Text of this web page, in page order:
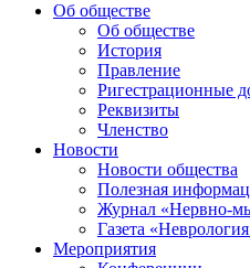
Об обществе
Об обществе
История
Правление
Ригестрационные
Реквизиты
Членство
Новости
Новости общества
Полезная
Журнал «Нервно-
Газета
Мероприятия